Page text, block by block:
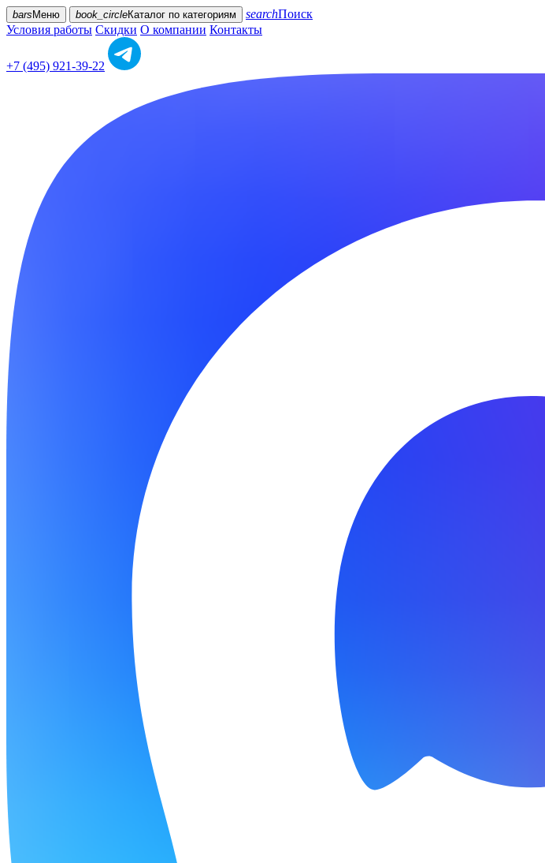
bars Меню book_circleКаталог по категориям searchПоиск
Условия работы Скидки О компании Контакты
+7 (495) 921-39-22